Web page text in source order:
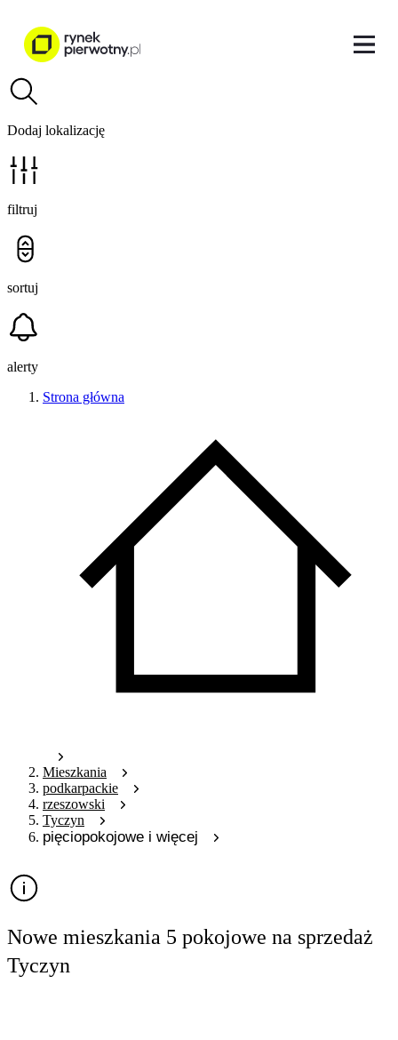
Dodaj lokalizację
filtruj
sortuj
alerty
Strona główna
Mieszkania
podkarpackie
rzeszowski
Tyczyn
pięciopokojowe i więcej
Nowe mieszkania 5 pokojowe na sprzedaż
Tyczyn